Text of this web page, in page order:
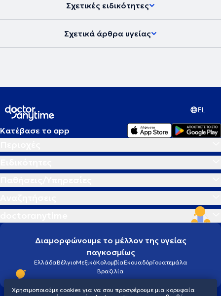
Σχετικές ειδικότητες
Σχετικά άρθρα υγείας
EL
Κατέβασε το app
Διαμορφώνουμε το μέλλον της υγείας
παγκοσμίως
ΕλλάδαΒέλγιοΜεξικόΚολομβίαΕκουαδόρΓουατεμάλα
Βραζιλία
Χρησιμοποιούμε cookies για να σου προσφέρουμε μια κορυφαία